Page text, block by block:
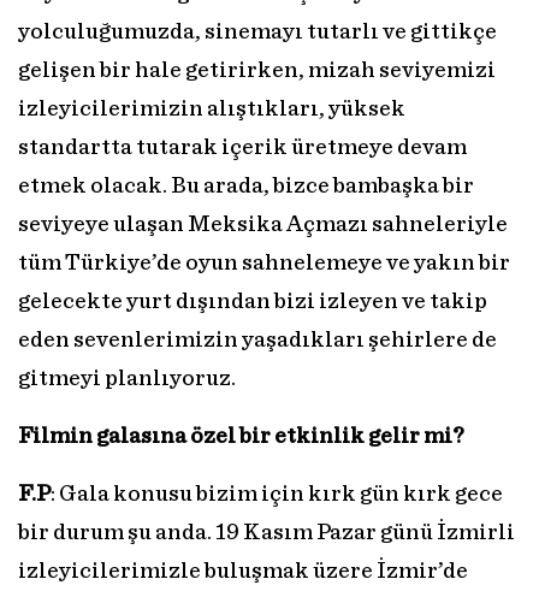
yolculuğumuzda, sinemayı tutarlı ve gittikçe
gelişen bir hale getirirken, mizah seviyemizi
izleyicilerimizin alıştıkları, yüksek
standartta tutarak içerik üretmeye devam
etmek olacak. Bu arada, bizce bambaşka bir
seviyeye ulaşan Meksika Açmazı sahneleriyle
tüm Türkiye’de oyun sahnelemeye ve yakın bir
gelecekte yurt dışından bizi izleyen ve takip
eden sevenlerimizin yaşadıkları şehirlere de
gitmeyi planlıyoruz.
Filmin galasına özel bir etkinlik gelir mi?
F.P: Gala konusu bizim için kırk gün kırk gece
bir durum şu anda. 19 Kasım Pazar günü İzmirli
izleyicilerimizle buluşmak üzere İzmir’de